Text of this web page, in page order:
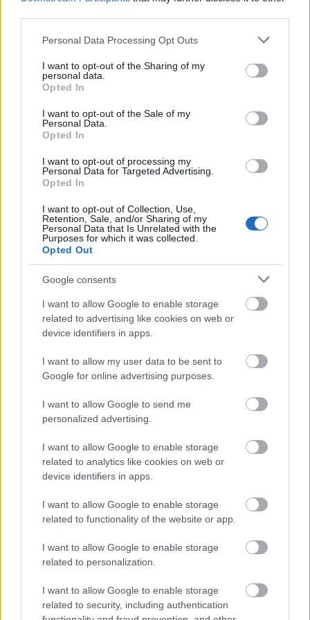
Please note that this website/app uses one or more Google
not limited to your visit or usage behaviour. You may click to
grant or deny consent to Google and its third-party tags to
use your data for below specified purposes in below Google
consent section.
Personal Data Processing Opt Outs
I want to opt-out of the Sharing of my
personal data.
Opted In
I want to opt-out of the Sale of my
Personal Data.
Opted In
I want to opt-out of processing my
Personal Data for Targeted Advertising.
Opted In
I want to opt-out of Collection, Use,
Retention, Sale, and/or Sharing of my
Personal Data that Is Unrelated with the
Purposes for which it was collected.
Opted Out
Google consents
I want to allow Google to enable storage
related to advertising like cookies on web or
device identifiers in apps.
I want to allow my user data to be sent to
Google for online advertising purposes.
I want to allow Google to send me
personalized advertising.
I want to allow Google to enable storage
related to analytics like cookies on web or
device identifiers in apps.
I want to allow Google to enable storage
related to functionality of the website or app.
I want to allow Google to enable storage
related to personalization.
I want to allow Google to enable storage
related to security, including authentication
fórmula innovadora se basa en un complejo de
Alcoholes Grasos
(C. 14, C. 16, C. 18) de la última
generación que son
antioxidantes
protectores
La combinación de dichas sustancias permite
obtenerresultados excepcionales
y su empleo
en la coloración permite
losefectos colaterales negativos
de las
tradicionales tinturas de oxidación
Fórmula de la mezcla 1+1,5
INFORMACIÓN ADICIONAL
VALORACIONES (0)
TAMBIÉN TE RECOMENDAMOS…
OXIDANTES PELUQUERÍA
MAGICOLOR OXIG 20
VOLUME 1000ml